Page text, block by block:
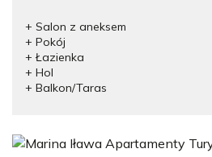
+ Salon z aneksem
+ Pokój
+ Łazienka
+ Hol
+ Balkon/Taras